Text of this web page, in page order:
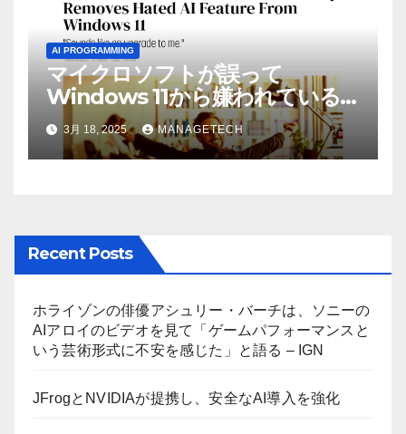
AI PROGRAMMING
マイクロソフトが誤って
Windows 11から嫌われている
AI機能を削除したことにユーザ
ーが歓喜
3月 18, 2025 MANAGETECH
Recent Posts
ホライゾンの俳優アシュリー・バーチは、ソニーの
AIアロイのビデオを見て「ゲームパフォーマンスと
いう芸術形式に不安を感じた」と語る – IGN
JFrogとNVIDIAが提携し、安全なAI導入を強化